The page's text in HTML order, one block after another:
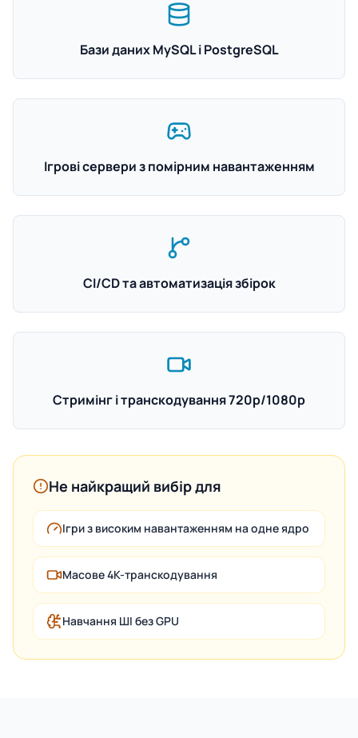
Бази даних MySQL і PostgreSQL
Ігрові сервери з помірним навантаженням
CI/CD та автоматизація збірок
Стримінг і транскодування 720p/1080p
Не найкращий вибір для
Ігри з високим навантаженням на одне ядро
Масове 4K-транскодування
Навчання ШІ без GPU